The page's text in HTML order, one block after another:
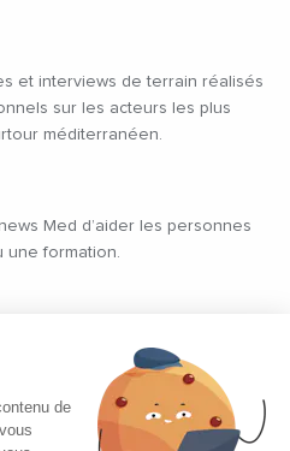
et interviews de terrain réalisés
sur les acteurs les plus
méditerranéen.
Med d’aider les personnes
formation.
de la Méditerranée.
de